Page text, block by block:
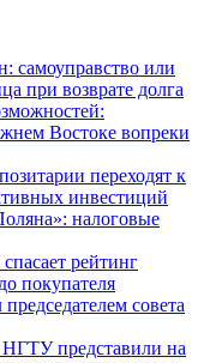
самоуправство или
при возврате долга
Востоке вопреки
переходят к
инвестиций
налоговые
рейтинг
покупателя
совета
представили на